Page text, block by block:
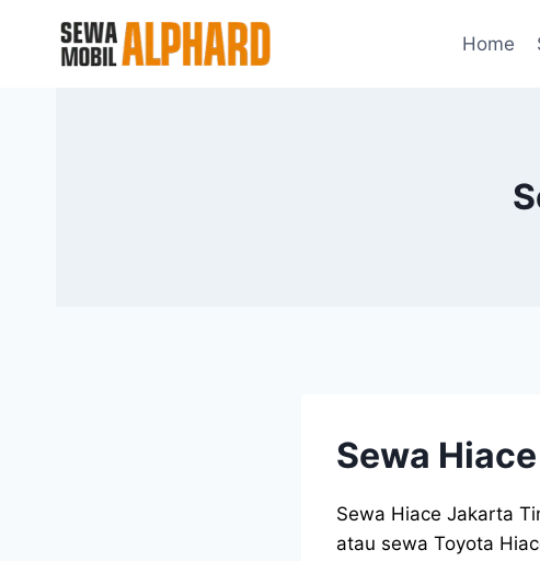
content
Home
Sewa
Sewa Hiace Jakarta
atau sewa Toyota